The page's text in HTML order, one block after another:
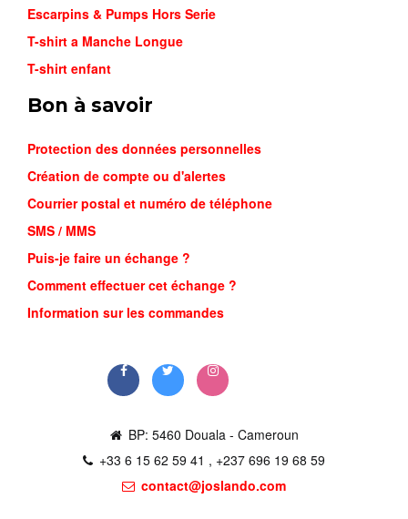
NIKE ZOO...
22,500FCFA
Escarpins & Pumps Hors Serie
T-shirt a Manche Longue
T-shirt enfant
Bon à savoir
Protection des données personnelles
Création de compte ou d'alertes
Courrier postal et numéro de téléphone
SMS / MMS
Puis-je faire un échange ?
Comment effectuer cet échange ?
Information sur les commandes
BP: 5460 Douala - Cameroun
+33 6 15 62 59 41 , +237 696 19 68 59
contact@joslando.com